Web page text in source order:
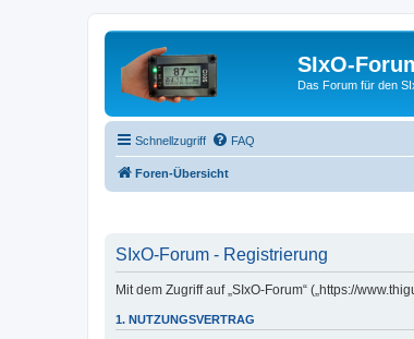
SIxO-
Das Forum für den
Schnellzugriff FAQ
Foren-Übersicht
SIxO-Forum - Registrierung
Mit dem Zugriff auf „SIxO-Forum“ („https://
1. NUTZUNGSVERTRAG